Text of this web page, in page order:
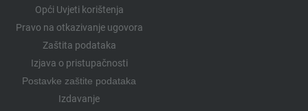
Opći Uvjeti korištenja
Pravo na otkazivanje ugovora
Zaštita podataka
Izjava o pristupačnosti
Postavke zaštite podataka
Izdavanje